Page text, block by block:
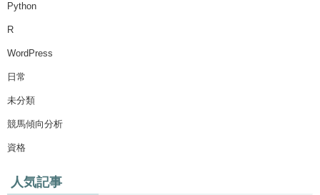
Python
R
WordPress
日常
未分類
競馬傾向分析
資格
人気記事